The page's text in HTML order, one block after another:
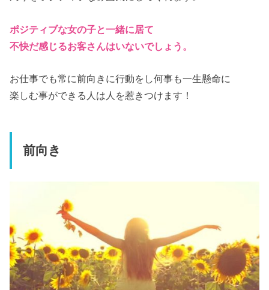
ポジティブな女の子と一緒に居て
不快だ感じるお客さんはいないでしょう。
お仕事でも常に前向きに行動をし何事も一生懸命に
楽しむ事ができる人は人を惹きつけます！
前向き